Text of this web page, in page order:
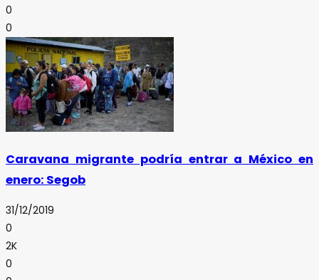
0
0
Caravana migrante podría entrar a México en
enero: Segob
31/12/2019
0
2K
0